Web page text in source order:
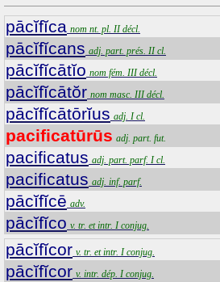
pācĭfĭca nom nt. pl. II décl.
pācĭfĭcans adj. part. prés. II cl.
pācĭfĭcātĭo nom fém. III décl.
pācĭfĭcātŏr nom masc. III décl.
pācĭfĭcātōrĭus adj. I cl.
pacificatūrūs adj. part. fut.
pacificatus adj. part. parf. I cl.
pacificatus adj. inf. parf.
pācĭfĭcē adv.
pācĭfĭco v. tr. et intr. I conjug.
pācĭfĭcor v. tr. et intr. I conjug.
pācĭfĭcor v. intr. dép. I conjug.